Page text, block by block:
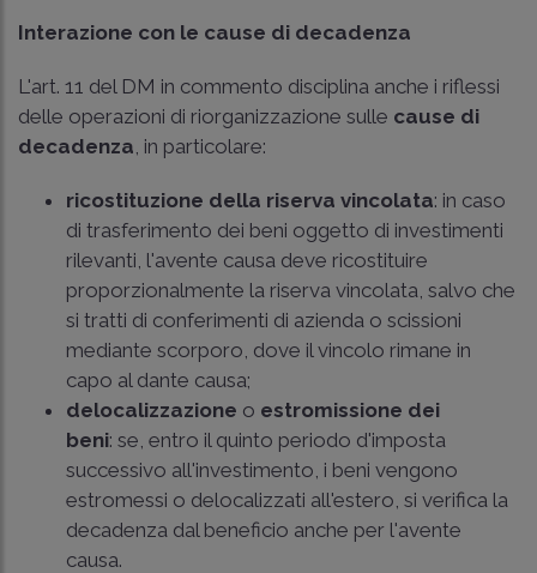
Interazione con le cause di decadenza
L'art. 11 del DM in commento disciplina anche i riflessi
delle operazioni di riorganizzazione sulle cause di
decadenza , in particolare:
ricostituzione della riserva vincolata: in caso
di trasferimento dei beni oggetto di investimenti
rilevanti, l'avente causa deve ricostituire
proporzionalmente la riserva vincolata, salvo che
si tratti di conferimenti di azienda o scissioni
mediante scorporo, dove il vincolo rimane in
capo al dante causa;
delocalizzazione o estromissione dei
beni: se, entro il quinto periodo d'imposta
successivo all'investimento, i beni vengono
estromessi o delocalizzati all'estero, si verifica la
decadenza dal beneficio anche per l'avente
causa.